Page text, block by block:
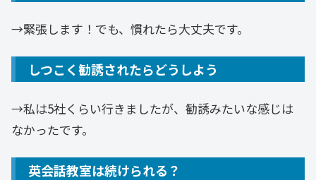
→緊張します！でも、慣れたら大丈夫です。
しつこく勧誘されたらどうしよう
→私は5社くらい行きましたが、勧誘みたいな感じは
なかったです。
英会話教室は続けられる？